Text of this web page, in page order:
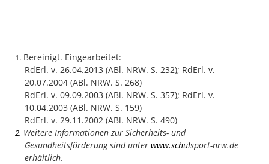
1 Bereinigt. Eingearbeitet:
RdErl. v. 26.04.2013 (ABl. NRW. S. 232); RdErl. v.
20.07.2004 (ABl. NRW. S. 268)
RdErl. v. 09.09.2003 (ABl. NRW. S. 357); RdErl. v.
10.04.2003 (ABl. NRW. S. 159)
RdErl. v. 29.11.2002 (ABl. NRW. S. 490)
2 Weitere Informationen zur Sicherheits- und
Gesundheitsförderung sind unter www.schulsport-nrw.de
erhältlich.